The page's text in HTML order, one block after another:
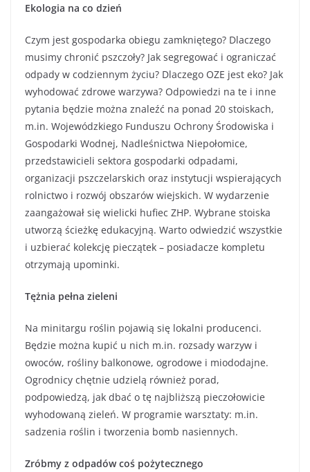
Ekologia na co dzień
Czym jest gospodarka obiegu zamkniętego? Dlaczego
musimy chronić pszczoły? Jak segregować i ograniczać
odpady w codziennym życiu? Dlaczego OZE jest eko? Jak
wyhodować zdrowe warzywa? Odpowiedzi na te i inne
pytania będzie można znaleźć na ponad 20 stoiskach,
m.in. Wojewódzkiego Funduszu Ochrony Środowiska i
Gospodarki Wodnej, Nadleśnictwa Niepołomice,
przedstawicieli sektora gospodarki odpadami,
organizacji pszczelarskich oraz instytucji wspierających
rolnictwo i rozwój obszarów wiejskich. W wydarzenie
zaangażował się wielicki hufiec ZHP. Wybrane stoiska
utworzą ścieżkę edukacyjną. Warto odwiedzić wszystkie
i uzbierać kolekcję pieczątek – posiadacze kompletu
otrzymają upominki.
Tężnia pełna zieleni
Na minitargu roślin pojawią się lokalni producenci.
Będzie można kupić u nich m.in. rozsady warzyw i
owoców, rośliny balkonowe, ogrodowe i miododajne.
Ogrodnicy chętnie udzielą również porad,
podpowiedzą, jak dbać o tę najbliższą pieczołowicie
wyhodowaną zieleń. W programie warsztaty: m.in.
sadzenia roślin i tworzenia bomb nasiennych.
Zróbmy z odpadów coś pożytecznego